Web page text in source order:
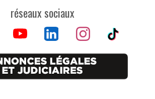
réseaux sociaux